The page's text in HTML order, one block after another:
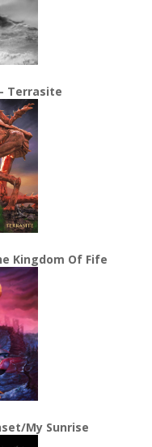
Terrasite
Kingdom Of Fife
My Sunrise